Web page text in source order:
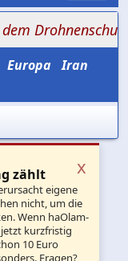
+++
Europa Iran
zählt
eigene
nicht, um die
Wenn haOlam-
kurzfristig
10 Euro
x